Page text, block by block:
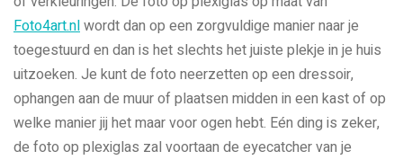
Foto4art.nlwordt dan op een zorgvuldige manier naar je
toegestuurd en dan is het slechts het juiste plekje in je huis
uitzoeken. Je kunt de foto neerzetten op een dressoir,
ophangen aan de muur of plaatsen midden in een kast of op
welke manier jij het maar voor ogen hebt. Eén ding is zeker,
de foto op plexiglas zal voortaan de eyecatcher van je